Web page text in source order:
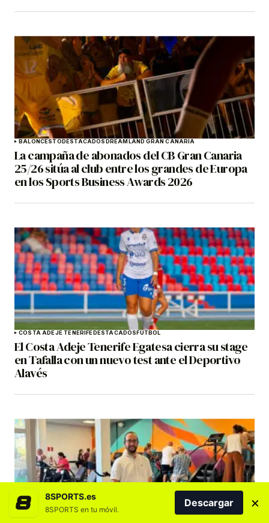
BALONCESTODESTACADOSDREAMLAND GRAN CANARIA
La campaña de abonados del CB Gran Canaria
25/26 sitúa al club entre los grandes de Europa
en los Sports Business Awards 2026
COSTA ADEJE TENERIFEDESTACADOSFÚTBOL
El Costa Adeje Tenerife Egatesa cierra su stage
en Tafalla con un nuevo test ante el Deportivo
Alavés
8SPORTS.es
8SPORTS en tu móvil.
Descargar ×